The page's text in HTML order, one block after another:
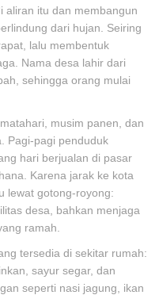
aliran itu dan membangun
dari hujan. Seiring
lalu membentuk
Nama desa lahir dari
sehingga orang mulai
musim panen, dan
Pagi-pagi penduduk
hari berjualan di pasar
Karena jarak ke kota
lewat gotong-royong:
desa, bahkan menjaga
ramah.
tersedia di sekitar rumah:
sayur segar, dan
seperti nasi jagung, ikan